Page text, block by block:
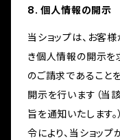
8. 個人情報の開示
当ショップは、お客
き個人情報の開示を
のご請求であること
開示を行います（当
旨を通知いたします
令により、当ショッ